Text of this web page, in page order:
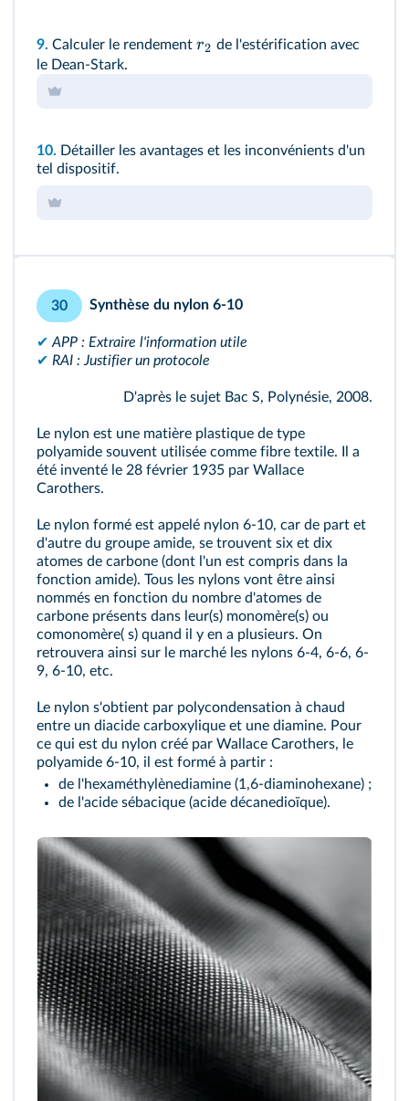
9. Calculer le rendement r2 de l'estérification avec
le Dean-Stark.
10. Détailler les avantages et les inconvénients d'un
tel dispositif.
30 Synthèse du nylon 6-10
✔ APP : Extraire l'information utile
✔ RAI : Justifier un protocole
D'après le sujet Bac S, Polynésie, 2008.
Le nylon est une matière plastique de type
polyamide souvent utilisée comme fibre textile. Il a
été inventé le 28 février 1935 par Wallace
Carothers.
Le nylon formé est appelé nylon 6-10, car de part et
d'autre du groupe amide, se trouvent six et dix
atomes de carbone (dont l'un est compris dans la
fonction amide). Tous les nylons vont être ainsi
nommés en fonction du nombre d'atomes de
carbone présents dans leur(s) monomère(s) ou
comonomère( s) quand il y en a plusieurs. On
retrouvera ainsi sur le marché les nylons 6-4, 6-6, 6-
9, 6-10, etc.
Le nylon s'obtient par polycondensation à chaud
entre un diacide carboxylique et une diamine. Pour
ce qui est du nylon créé par Wallace Carothers, le
polyamide 6-10, il est formé à partir :
de l'hexaméthylènediamine (1,6-diaminohexane) ;
de l'acide sébacique (acide décanedioïque).